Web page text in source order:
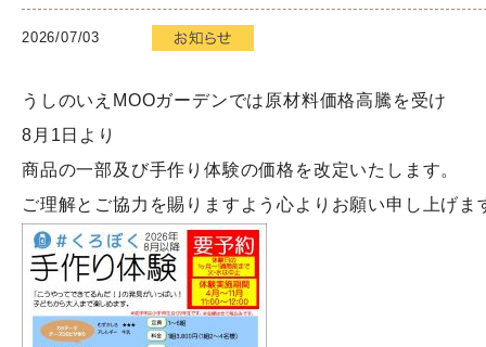
2026/07/03
うしのいえMOOガーデンでは原材料価格高騰を受け
8月1日より
商品の一部及び手作り体験の価格を改定いたします。
ご理解とご協力を賜りますよう心よりお願い申し上げま